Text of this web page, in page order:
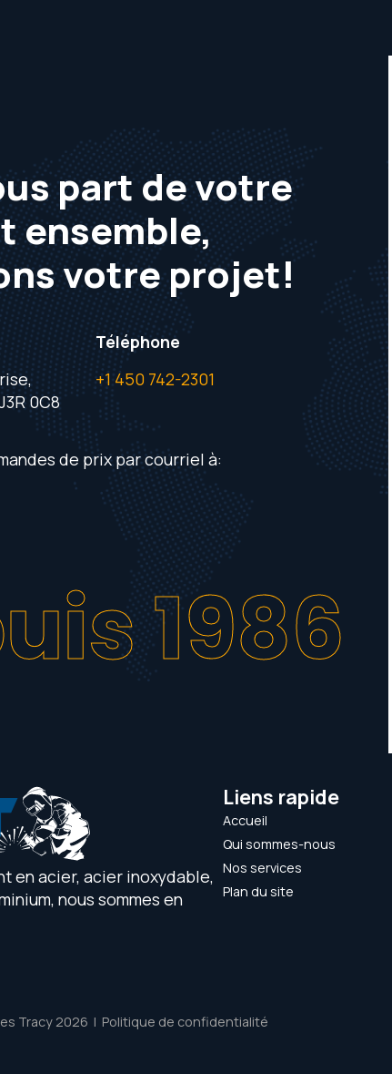
part de votre
ensemble,
votre projet!
0C8
Téléphone
+1 450 742-2301
de prix par courriel à:
1986
en acier, acier inoxydable,
nous sommes en
Liens rapide
Accueil
Qui sommes-nous
Nos services
Plan du site
Tracy 2026 | Politique de confidentialité